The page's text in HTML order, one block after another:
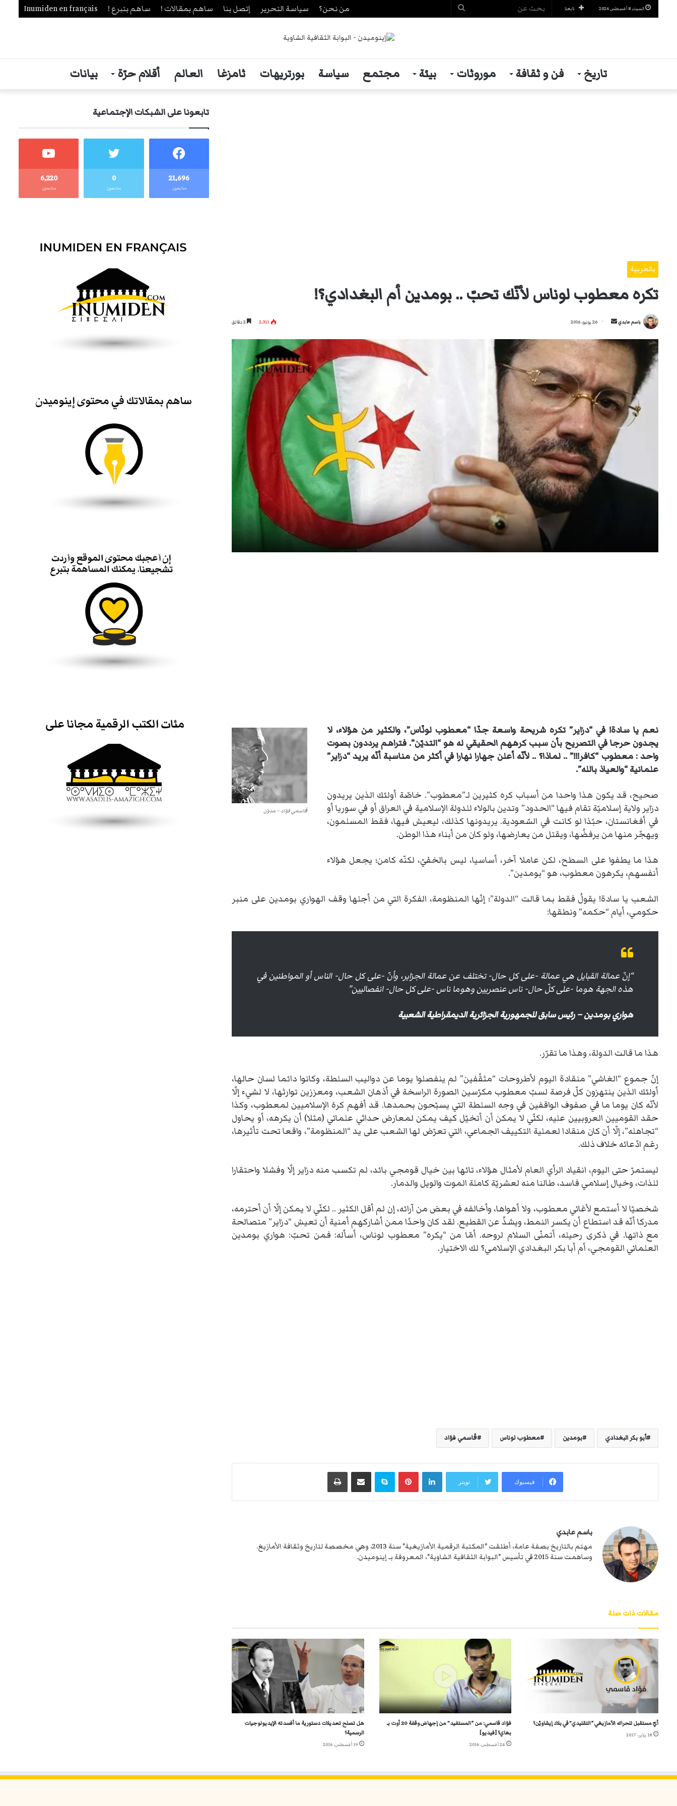
السبت, 8 أغسطس 2026
بحث
تابعنا من نحن؟ سياسة التحرير إتصل بنا ساهم بمقالات ! ساهم بتبرع ! Inumiden en français
تاريخ فن و ثقافة موروثات بيئة مجتمع سياسة بورتريهات ثامزغا العالم أقلام حرّة بيانات
بالعربية
تكره معطوب لوناس لأنّك تحبّ .. بومدين أم البغدادي؟!
باسم عابدي
أرسل
إلكترونيا
26 يونيو، 2016 2٬311 2 دقائق
ڨاسمي فؤاد – مدوّن
نعم يا سادة! في “دزاير” تكره شريحة واسعة جدّا “معطوب لونّاس”، والكثير من هؤلاء، لا
يجدون حرجا في التصريح بأن سبب كرههم الحقيقي له هو “التديّن”. فتراهم يرددون بصوت
واحد : معطوب “كافر!!!” .. لماذا؟ .. لأنّه أعلن جهارا نهارا في أكثر من مناسبة أنّه يريد “دزاير”
علمانية “والعياذ بالله”.
صحيح، قد يكون هذا واحدا من أسباب كره كثيرين لـ”معطوب”. خاصّة أولئك الذين يريدون
دزاير ولاية إسلاميّة تقام فيها “الحدود” وتدين بالولاء للدولة الإسلامية في العراق أو في سوريا أو
في أفغانستان، حبّذا لو كانت في السّعودية. يريدونها كذلك، ليعيش فيها، فقط المسلمون،
ويهجّر منها من يرفضُها، ويقتل من يعارضها، ولو كان من أبناء هذا الوطن.
هذا ما يطفوا على السطح، لكن عاملا آخر، أساسيا، ليس بالخفيّ، لكنّه كامن؛ يجعل هؤلاء
أنفسهم، يكرهون معطوب، هو “بومدين”.
الشعب يا سادة! يقولُ فقط بما قالت “الدولة”؛ إنّها المنظومة، الفكرة التي من أجلها وقف الهواري بومدين على منبر
حكومي، أيام “حكمه” ونطقها:
“إنّ عمالة القبايل هي عمالة -على كل حال- تختلف عن عمالة الجزاير، وأنّ -على كل حال- الناس أو المواطنين في
هذه الجهة هوما -على كلّ حال- ناس عنصريين وهوما ناس -على كل حال- انفصاليين”
هواري بومدين – رئيس سابق للجمهورية الجزائرية الديمقراطية الشعبية
هذا ما قالت الدولة، وهذا ما تقرّر.
إنّ جموع “الغاشي” منقادة اليوم لأطروحات “مثقّفين” لم ينفصلوا يوما عن دواليب السلطة، وكانوا دائما لسان حالها،
أولئك الذين ينتهزون كلّ فرصة لسبّ معطوب مكرّسين الصورة الراسخة في أذهان الشعب، ومعززين توارثها، لا لشيء إلّا
لأنّه كان يوما ما في صفوف الواقفين في وجه السلطة التي يسبّحون بحمدها. قد أفهم كرهَ الإسلاميين لمعطوب، وكذا
حقد القوميين العروبيين عليه، لكنّي لا يمكن أن أتخيّل كيف يمكن لمعارض حداثي علماني (مثلا) أن يكرهه، أو يحاول
“تجاهله”، إلّا أن كان منقادا لعملية التكييف الجماعي، التي تعرّض لها الشعب على يد “المنظومة”، واقعا تحت تأثيرها،
رغم ادّعائه خلاف ذلك.
ليستمرّ حتى اليوم، انقياد الرأي العام لأمثال هؤلاء، تائها بين خيال قومجي بائد، لم تكسب منه دزاير إلّا وفشلا واحتقارا
للذات، وخيال إسلامي فاسد، طالنا منه لعشريّة كاملة الموت والويل والدمار.
شخصيّا لا أستمع لأغاني معطوب، ولا أهواها، وأخالفه في بعض من آرائه، إن لم أقل الكثير .. لكنّي لا يمكن إلّا أن أحترمه،
مدركا أنّه قد استطاع أن يكسر النمط، ويشذّ عن القطيع. لقد كان واحدًا ممن أشاركهم أمنية أن تعيش “دزاير” متصالحة
مع ذاتها. في ذكرى رحيله، أتمنّى السلام لروحه. أمّا من “يكره” معطوب لوناس، أسأله: فمن تحبّ: هواري بومدين
العلماني القومجي، أم أبا بكر البغدادي الإسلامي؟ لك الاختيار.
أبو بكر البغدادي بومدين معطوب لوناس ڨاسمي فؤاد
فيسبوك تويتر
لينكدإنبينتيريستسكايب مشاركة عبر البريد طباعة
باسم عابدي
مهتم بالتاريخ بصفة عامة، أطلقت "المكتبة الرقمية الأمازيغية" سنة 2013، وهي مخصصة لتاريخ وثقافة الأمازيغ.
وساهمت سنة 2015 في تأسيس "البوابة الثقافية الشاوية"، المعروفة بـ إينوميدن.
مقالات ذات صلة
أيّ مستقبل للحراك الآمازيغي “التقليدي” في بلاد إيشاويّن؟
18 يناير، 2017
فؤاد قاسمي: من “المستفيد” من إجهاض وقفة 20 أوت بـ
بغاي؟ [فيديو]
24 أغسطس، 2016
هل تصلح تعديلات دستورية ما أفسدته الإيديولوجيات
الرسمية؟
19 أغسطس، 2016
تابعونا على الشبكات الإجتماعية
21٬696
متابعون
0
متابعون
6٬220
متابعون